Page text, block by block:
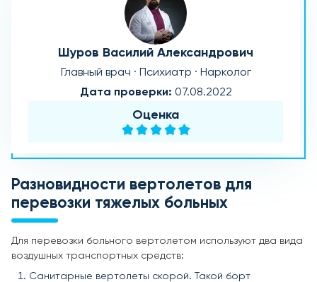
Шуров Василий Александрович
Главный врач · Психиатр · Нарколог
Дата проверки: 07.08.2022
Оценка
Разновидности вертолетов для
перевозки тяжелых больных
Для перевозки больного вертолетом используют два вида
воздушных транспортных средств:
Санитарные вертолеты скорой. Такой борт